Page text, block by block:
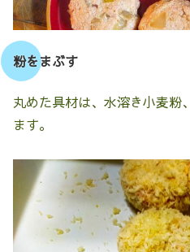
粉をまぶす
丸めた具材は、水溶き小麦粉
ます。